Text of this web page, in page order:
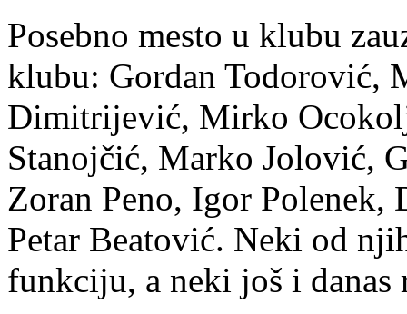
Posebno mesto u klubu
klubu: Gordan Todorović,
Dimitrijević, Mirko
Stanojčić, Marko Jolović,
Zoran Peno, Igor Polenek,
Petar Beatović. Neki od
funkciju, a neki još i danas